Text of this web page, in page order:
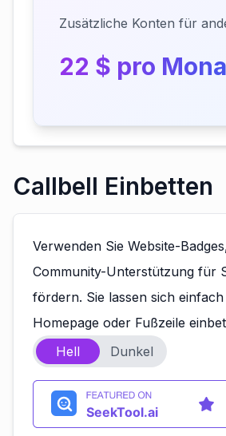
Zusätzliche Konten für
22 $ pro
Callbell Einbetten
Verwenden Sie Website-
Community-Unterstützung für
fördern. Sie lassen sich
Homepage oder Fußzeile
Hell
Dunkel